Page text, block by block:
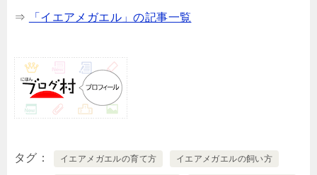
⇒ 「イエアメガエル」の記事一覧
タグ イエアメガエルの育て方 イエアメガエルの飼い方